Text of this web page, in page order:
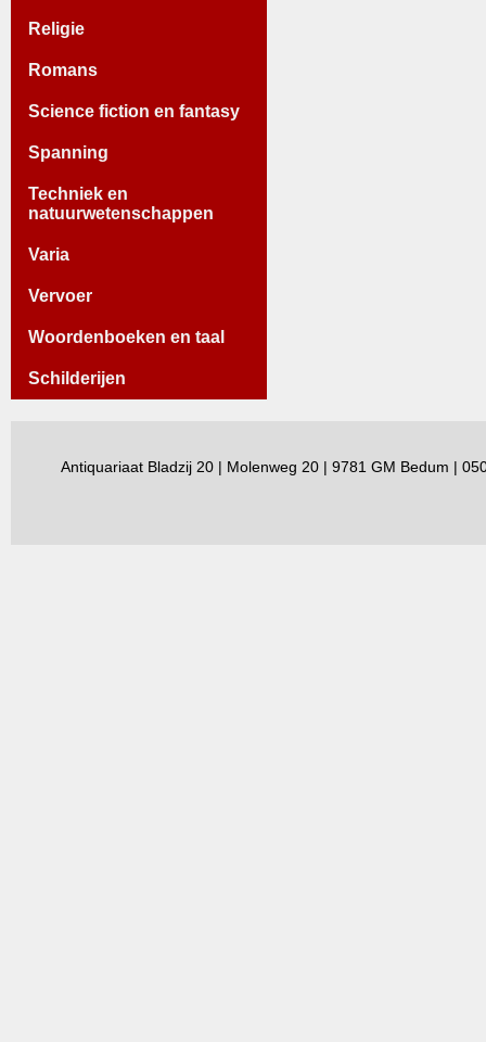
Religie
Romans
Science fiction en fantasy
Spanning
Techniek en
natuurwetenschappen
Varia
Vervoer
Woordenboeken en taal
Schilderijen
Antiquariaat Bladzij 20 | Molenweg 20 | 9781 GM Bedum |